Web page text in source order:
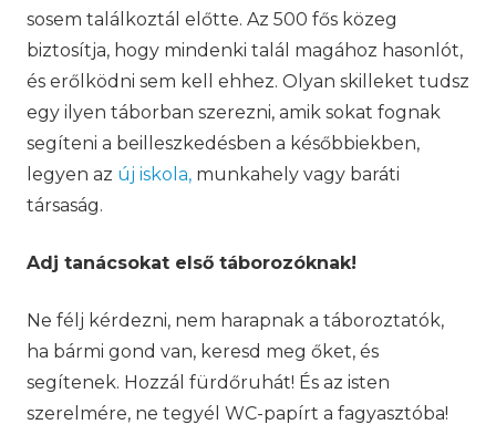
sosem találkoztál előtte. Az 500 fős közeg
biztosítja, hogy mindenki talál magához hasonlót,
és erőlködni sem kell ehhez. Olyan skilleket tudsz
egy ilyen táborban szerezni, amik sokat fognak
segíteni a beilleszkedésben a későbbiekben,
legyen az új iskola, munkahely vagy baráti
társaság.
Adj tanácsokat első táborozóknak!
Ne félj kérdezni, nem harapnak a táboroztatók,
ha bármi gond van, keresd meg őket, és
segítenek. Hozzál fürdőruhát! És az isten
szerelmére, ne tegyél WC-papírt a fagyasztóba!